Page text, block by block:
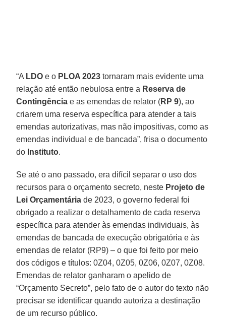
“A LDO e o PLOA 2023 tornaram mais evidente uma
relação até então nebulosa entre a Reserva de
Contingência e as emendas de relator (RP 9), ao
criarem uma reserva específica para atender a tais
emendas autorizativas, mas não impositivas, como as
emendas individual e de bancada”, frisa o documento
do Instituto.
Se até o ano passado, era difícil separar o uso dos
recursos para o orçamento secreto, neste Projeto de
Lei Orçamentária de 2023, o governo federal foi
obrigado a realizar o detalhamento de cada reserva
específica para atender às emendas individuais, às
emendas de bancada de execução obrigatória e às
emendas de relator (RP9) – o que foi feito por meio
dos códigos e títulos: 0Z04, 0Z05, 0Z06, 0Z07, 0Z08.
Emendas de relator ganharam o apelido de
“Orçamento Secreto”, pelo fato de o autor do texto não
precisar se identificar quando autoriza a destinação
de um recurso público.